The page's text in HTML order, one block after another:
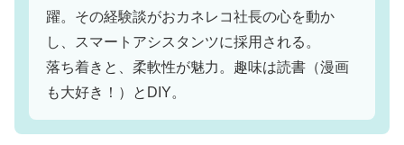
躍。その経験談がおカネレコ社長の心を動か
し、スマートアシスタンツに採用される。
落ち着きと、柔軟性が魅力。趣味は読書（漫画
も大好き！）とDIY。